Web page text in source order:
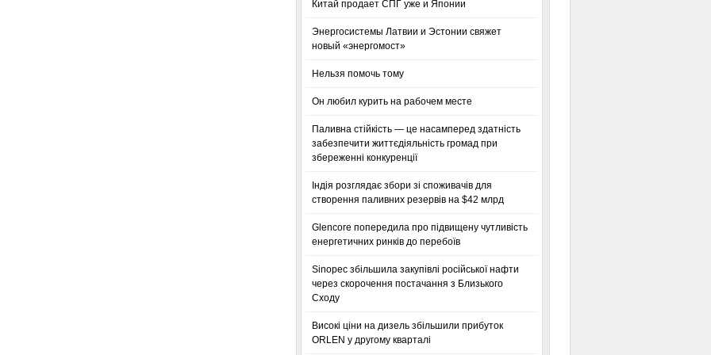
Китай продает СПГ уже и Японии
Энергосистемы Латвии и Эстонии свяжет
новый «энергомост»
Нельзя помочь тому
Он любил курить на рабочем месте
Паливна стійкість — це насамперед здатність
забезпечити життєдіяльність громад при
збереженні конкуренції
Індія розглядає збори зі споживачів для
створення паливних резервів на $42 млрд
Glencore попередила про підвищену чутливість
енергетичних ринків до перебоїв
Sinopec збільшила закупівлі російської нафти
через скорочення постачання з Близького
Сходу
Високі ціни на дизель збільшили прибуток
ORLEN у другому кварталі